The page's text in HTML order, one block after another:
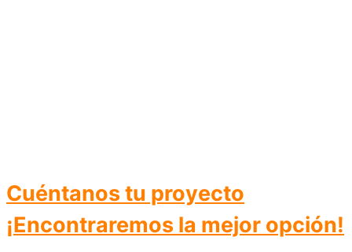
Cuéntanos tu proyecto
¡Encontraremos la mejor opción!